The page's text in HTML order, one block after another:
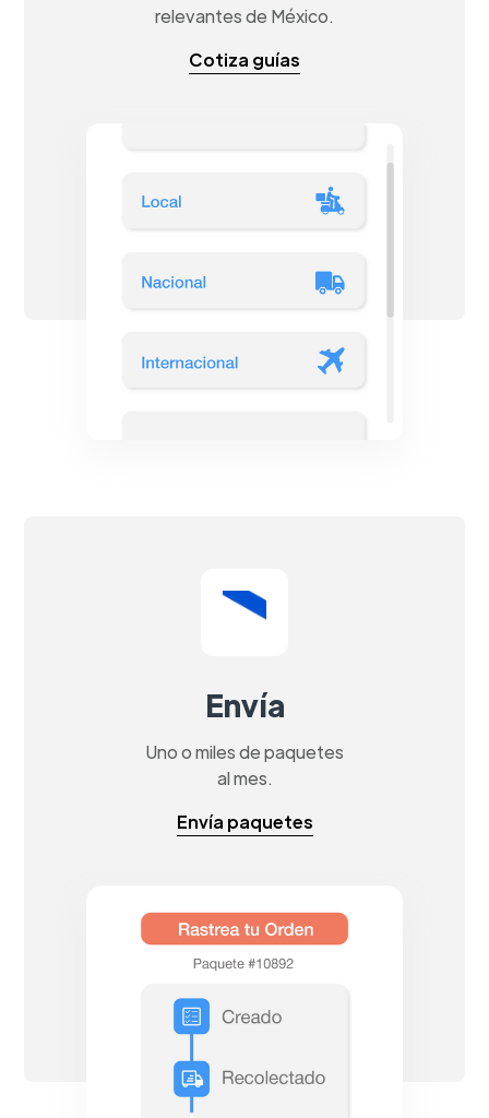
relevantes de México.
Cotiza guías
Envía
Uno o miles de paquetes
al mes.
Envía paquetes